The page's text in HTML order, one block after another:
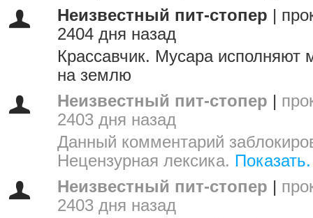
Неизвестный пит-стопер
2404 дня назад
Крассавчик. Мусара исполняют
на землю
Неизвестный пит-стопер
2403 дня назад
Данный комментарий
Нецензурная лексика. Показать.
Неизвестный пит-стопер
2403 дня назад